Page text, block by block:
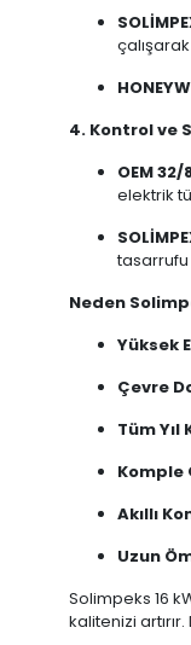
4. Kontrol ve
OEM 32/
elektrik
Neden
Yüksek
Çevre
Tüm Yıl
Komple
Akıllı
Uzun
Solimpeks 16
kalitenizi